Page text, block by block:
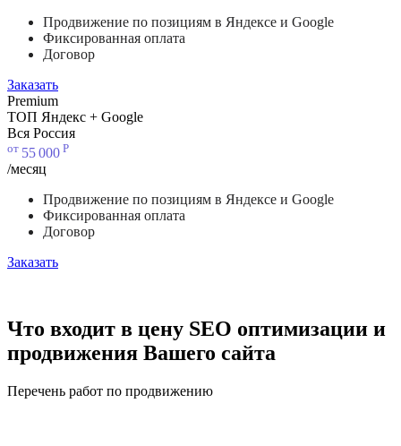
Продвижение по позициям в Яндексе и Google
Фиксированная оплата
Договор
Заказать
Premium
ТОП Яндекс + Google
Вся Россия
от 55000 Р
/месяц
Продвижение по позициям в Яндексе и Google
Фиксированная оплата
Договор
Заказать
Что входит в цену SEO оптимизации и
продвижения Вашего сайта
Перечень работ по продвижению